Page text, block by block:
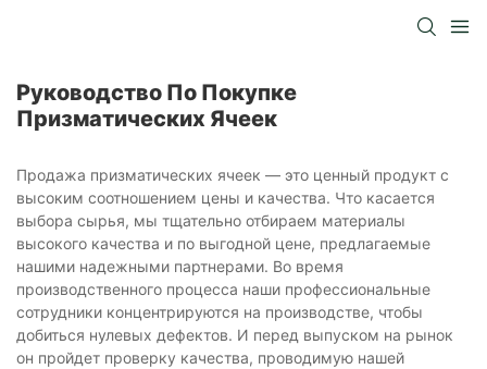
Руководство По Покупке
Призматических Ячеек
Продажа призматических ячеек — это ценный продукт с
высоким соотношением цены и качества. Что касается
выбора сырья, мы тщательно отбираем материалы
высокого качества и по выгодной цене, предлагаемые
нашими надежными партнерами. Во время
производственного процесса наши профессиональные
сотрудники концентрируются на производстве, чтобы
добиться нулевых дефектов. И перед выпуском на рынок
он пройдет проверку качества, проводимую нашей